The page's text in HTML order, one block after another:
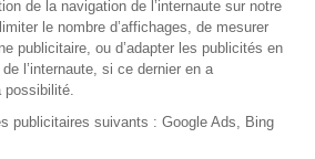
Maisons de santé
Centre de santé
Fournisseurs
Nos solutions
Fonctionnalités
Application mobile